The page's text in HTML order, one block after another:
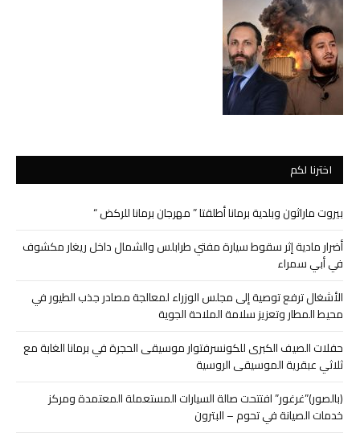
اخترنا لكم
بيروت ماراثون وبلدية برمانا أطلقتا ” مهرجان برمانا للركض “
أضرار مادية إثر سقوط سيارة مفتي طرابلس والشمال داخل ريغار مكشوف
في أبي سمراء
الأشغال ترفع توصية إلى مجلس الوزراء لمعالجة مصادر جذب الطيور في
محيط المطار وتعزيز سلامة الملاحة الجوية
حفلات الصيف الكبرى للكونسرفتوار موسيقى الحجرة في برمانا الغابة مع
ثلاثي عبقرية الموسيقى الروسية
(بالصور)”غرغور” افتتحت صالة السيارات المستعملة المعتمدة ومركز
خدمات الصيانة في تحوم – البترون